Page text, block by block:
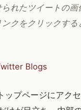
れたツイートの
クをクリックす
Blogs
ップページにアク